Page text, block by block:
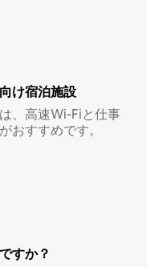
け宿⁠泊⁠施⁠設
、高速Wi-Fiと仕事
おすすめです。
すか？